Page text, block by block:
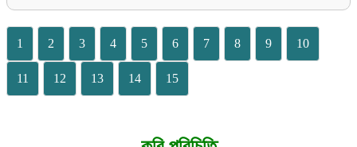
1 2 3 4 5 6 7 8 9 10
11 12 13 14 15